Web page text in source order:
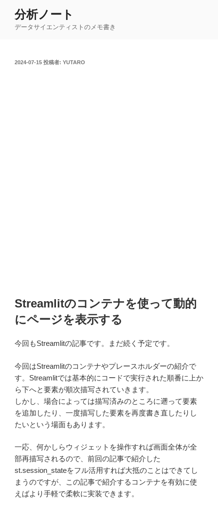
分析ノート
データサイエンティストのメモ書き
投
2024-07-15 投稿者: YUTARO
Streamlitのコンテナを使って動的
にページを表示する
今回もStreamlitの記事です。まだ続く予定です。
今回はStreamlitのコンテナやプレースホルダーの紹介で
す。Streamlitでは基本的にコードで実行された順番に上か
ら下へと要素が順次描写されていきます。
しかし、場合によっては描写済みのところに遡って要素
を追加したり、一度描写した要素を再度書き直したりし
たいという場面もあります。
一応、何かしらウィジェットを操作すれば画面全体が全
部再描写されるので、前回の記事で紹介した
st.session_stateをフル活用すれば大抵のことはできてし
まうのですが、この記事で紹介するコンテナを有効に使
えばより手軽で柔軟に実装できます。